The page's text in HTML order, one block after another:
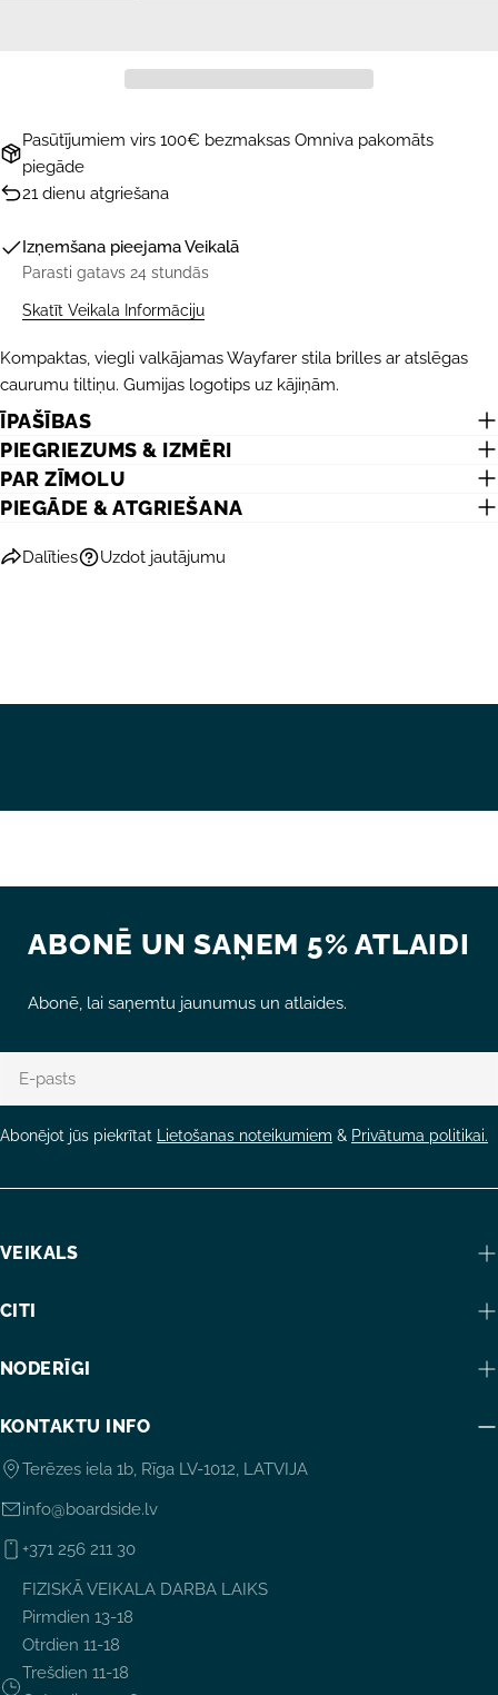
Pasūtījumiem virs 100€ bezmaksas Omniva pakomāts
piegāde
21 dienu atgriešana
Izņemšana pieejamaVeikalā
Parasti gatavs 24 stundās
Skatīt Veikala Informāciju
Kompaktas, viegli valkājamas Wayfarer stila brilles ar atslēgas
caurumu tiltiņu. Gumijas logotips uz kājiņām.
ĪPAŠĪBAS
PIEGRIEZUMS & IZMĒRI
PAR ZĪMOLU
PIEGĀDE & ATGRIEŠANA
Dalīties Uzdot jautājumu
UZDOT JAUTĀJUMU
Jūsu
vārds
Jūsu
e-
telefons
ABONĒ UN SAŅEM 5% ATLAIDI
Abonē, lai saņemtu jaunumus un atlaides.
pasts
Abonējot jūs piekrītat Lietošanas noteikumiem & Privātuma politikai.
VEIKALS
CITI
NODERĪGI
KONTAKTU INFO
Terēzes iela 1b, Rīga LV-1012, LATVIJA
info@boardside.lv
+371 256 211 30
FIZISKĀ VEIKALA DARBA LAIKS
Pirmdien 13-18
Otrdien 11-18
Trešdien 11-18